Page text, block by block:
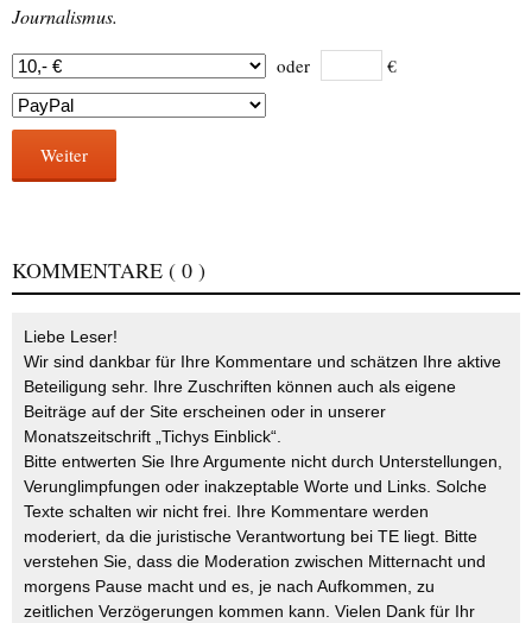
Journalismus.
oder €
Weiter
KOMMENTARE ( 0 )
Liebe Leser!
Wir sind dankbar für Ihre Kommentare und schätzen Ihre aktive
Beteiligung sehr. Ihre Zuschriften können auch als eigene
Beiträge auf der Site erscheinen oder in unserer
Monatszeitschrift „Tichys Einblick“.
Bitte entwerten Sie Ihre Argumente nicht durch Unterstellungen,
Verunglimpfungen oder inakzeptable Worte und Links. Solche
Texte schalten wir nicht frei. Ihre Kommentare werden
moderiert, da die juristische Verantwortung bei TE liegt. Bitte
verstehen Sie, dass die Moderation zwischen Mitternacht und
morgens Pause macht und es, je nach Aufkommen, zu
zeitlichen Verzögerungen kommen kann. Vielen Dank für Ihr